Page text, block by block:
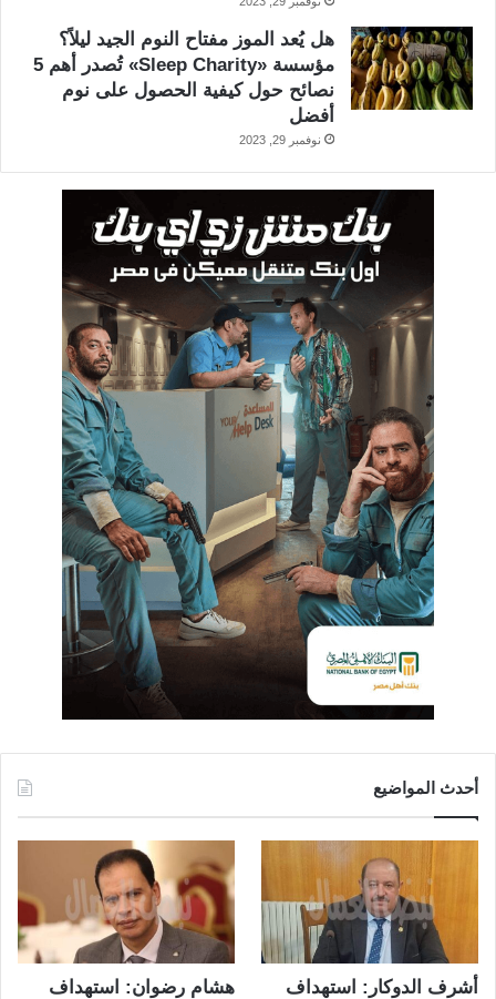
هل يُعد الموز مفتاح النوم الجيد ليلاً؟
مؤسسة «Sleep Charity» تُصدر أهم 5
نصائح حول كيفية الحصول على نوم
أفضل
نوفمبر 29, 2023
أحدث المواضيع
أشرف الدوكار: استهداف
هشام رضوان: استهداف